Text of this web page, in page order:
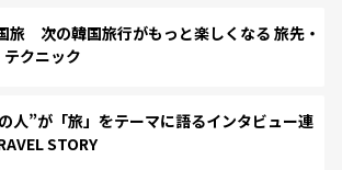
旅 次の韓国旅行がもっと楽しくなる 旅先・
クニック
人”が「旅」をテーマに語るインタビュー連
STORY